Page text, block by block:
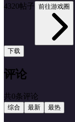
4320帖子 前往游戏圈
下载
评论
共0条评论
综合 最新 最热